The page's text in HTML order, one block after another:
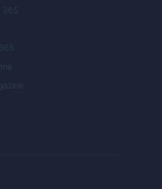
365